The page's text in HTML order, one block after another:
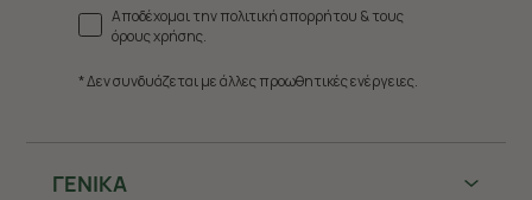
ΓΕΝΙΚΑ
Αποδέχομαι την πολιτική απορρήτου & τους
όρους χρήσης.
* Δεν συνδυάζεται με άλλες προωθητικές ενέργειες.